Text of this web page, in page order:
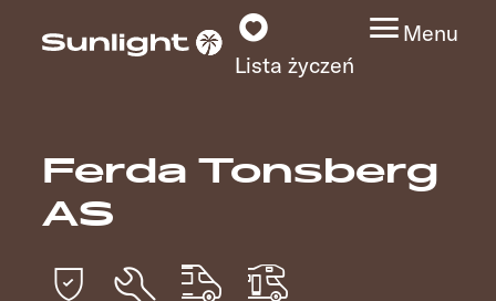
Lista życzeń
Menu
Modele
pojazdów
Ferda Tonsberg
AS